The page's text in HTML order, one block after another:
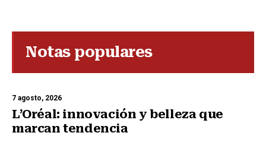
Notas populares
7 agosto, 2026
L’Oréal: innovación y belleza que
marcan tendencia